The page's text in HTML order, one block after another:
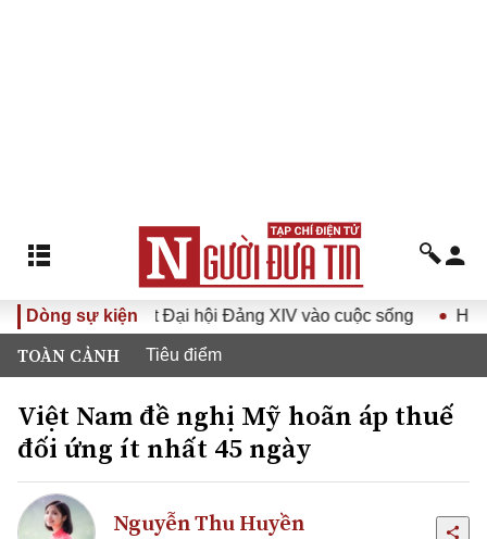
Dòng sự kiện
Nghị quyết Đại hội Đảng XIV vào cuộc sống Hướng tới
TOÀN CẢNH Tiêu điểm
Việt Nam đề nghị Mỹ hoãn áp thuế
đối ứng ít nhất 45 ngày
Nguyễn Thu Huyền